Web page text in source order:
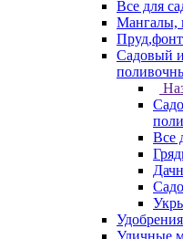
Все для
Мангалы,
Садовый
Все
Уличные